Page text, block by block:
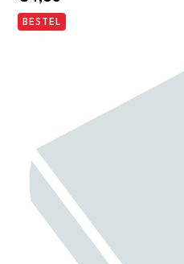
BESTEL